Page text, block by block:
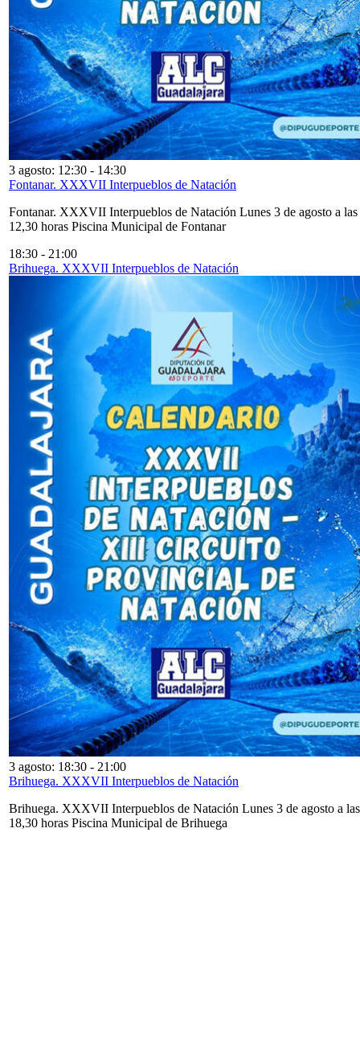
3 agosto: 12:30 - 14:30
Fontanar. XXXVII Interpueblos de Natación
Fontanar. XXXVII Interpueblos de Natación Lunes 3 de agosto a las
12,30 horas Piscina Municipal de Fontanar
18:30 - 21:00
Brihuega. XXXVII Interpueblos de Natación
3 agosto: 18:30 - 21:00
Brihuega. XXXVII Interpueblos de Natación
Brihuega. XXXVII Interpueblos de Natación Lunes 3 de agosto a las
18,30 horas Piscina Municipal de Brihuega